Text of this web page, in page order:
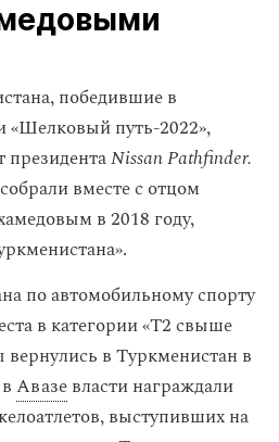
победившие в
«Шелковый путь-2022»,
президентаNissan Pathfinder.
вместе с отцом
в 2018 году,
по автомобильному спорту
в категории «Т2 свыше
в Туркменистан в
Авазевласти награждали
выступивших на